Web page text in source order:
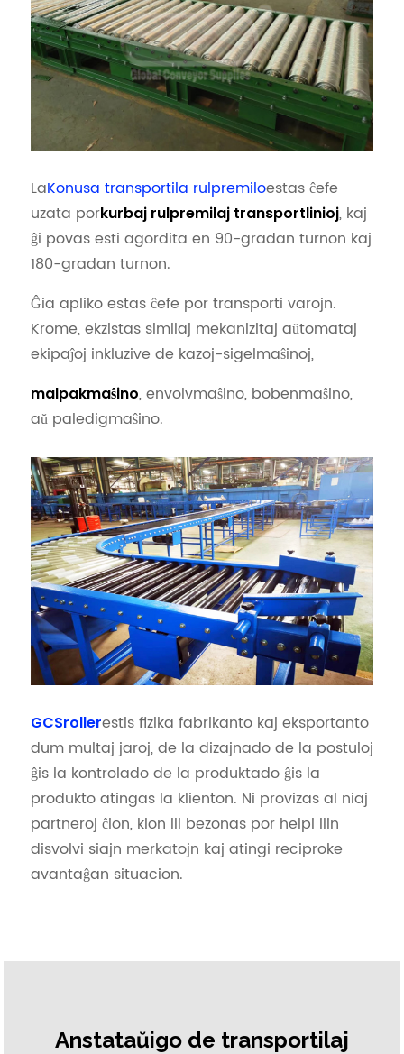
LaKonusa transportila rulpremiloestas ĉefe
uzata porkurbaj rulpremilaj transportlinioj, kaj
ĝi povas esti agordita en 90-gradan turnon kaj
180-gradan turnon.
Ĝia apliko estas ĉefe por transporti varojn.
Krome, ekzistas similaj mekanizitaj aŭtomataj
ekipaĵoj inkluzive de kazoj-sigelmaŝinoj,
malpakmaŝino, envolvmaŝino, bobenmaŝino,
aŭ paledigmaŝino.
GCSrollerestis fizika fabrikanto kaj eksportanto
dum multaj jaroj, de la dizajnado de la postuloj
ĝis la kontrolado de la produktado ĝis la
produkto atingas la klienton. Ni provizas al niaj
partneroj ĉion, kion ili bezonas por helpi ilin
disvolvi siajn merkatojn kaj atingi reciproke
avantaĝan situacion.
Anstataŭigo de transportilaj